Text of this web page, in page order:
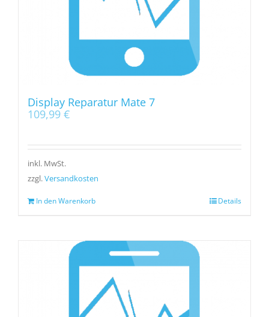
Display Reparatur Mate 7
109,99 €
inkl. MwSt.
zzgl.Versandkosten
In den Warenkorb Details